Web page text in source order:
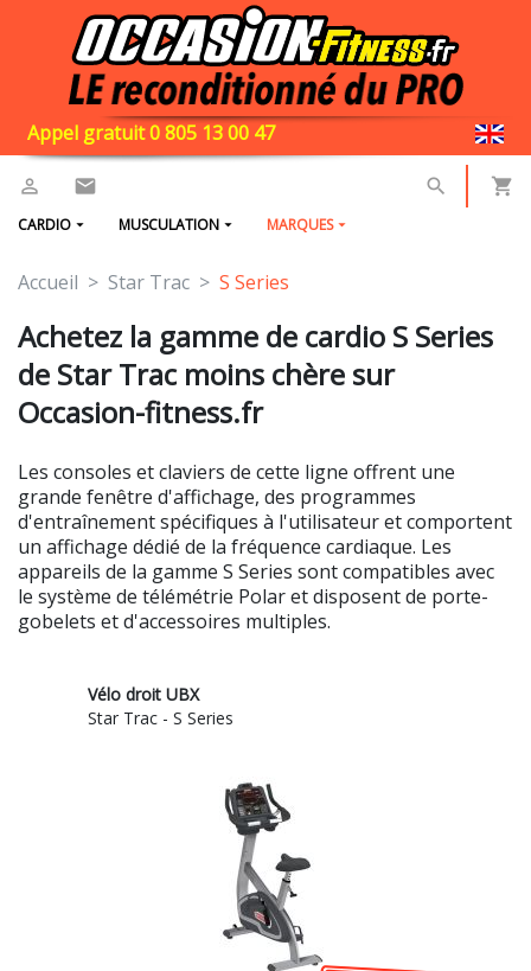
Appel gratuit 0 805 13 00 47
CARDIO MUSCULATION MARQUES
Accueil Star Trac S Series
Achetez la gamme de cardio S Series
de Star Trac moins chère sur
Occasion-fitness.fr
Les consoles et claviers de cette ligne offrent une
grande fenêtre d'affichage, des programmes
d'entraînement spécifiques à l'utilisateur et comportent
un affichage dédié de la fréquence cardiaque. Les
appareils de la gamme S Series sont compatibles avec
le système de télémétrie Polar et disposent de porte-
gobelets et d'accessoires multiples.
Vélo droit UBX
Star Trac - S Series